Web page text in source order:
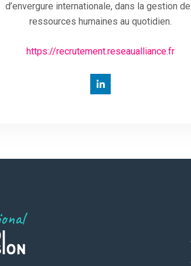
d’envergure internationale, dans la gestion
ressources humaines au quotidien.
https://recrutement.reseaualliance.fr